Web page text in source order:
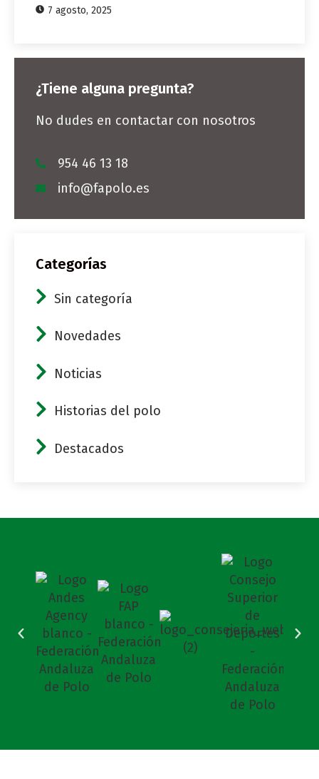
7 agosto, 2025
¿Tiene alguna pregunta?
No dudes en contactar con nosotros
954 46 13 18
info@fapolo.es
Categorías
Sin categoría
Novedades
Noticias
Historias del polo
Destacados